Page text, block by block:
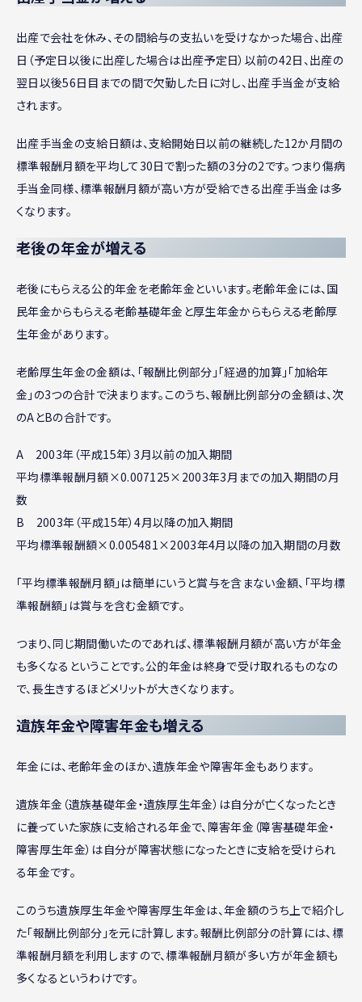
出産で会社を休み、その間給与の支払いを受けなかった場合、出産
日（予定日以後に出産した場合は出産予定日）以前の42日、出産の
翌日以後56日目までの間で欠勤した日に対し、出産手当金が支給
されます。
出産手当金の支給日額は、支給開始日以前の継続した12か月間の
標準報酬月額を平均して30日で割った額の3分の2です。つまり傷病
手当金同様、標準報酬月額が高い方が受給できる出産手当金は多
くなります。
老後の年金が増える
老後にもらえる公的年金を老齢年金といいます。老齢年金には、国
民年金からもらえる老齢基礎年金と厚生年金からもらえる老齢厚
生年金があります。
老齢厚生年金の金額は、「報酬比例部分」「経過的加算」「加給年
金」の3つの合計で決まります。このうち、報酬比例部分の金額は、次
のAとBの合計です。
A 2003年（平成15年）3月以前の加入期間
平均標準報酬月額×0.007125×2003年3月までの加入期間の月
数
B 2003年（平成15年）4月以降の加入期間
平均標準報酬額×0.005481×2003年4月以降の加入期間の月数
「平均標準報酬月額」は簡単にいうと賞与を含まない金額、「平均標
準報酬額」は賞与を含む金額です。
つまり、同じ期間働いたのであれば、標準報酬月額が高い方が年金
も多くなるということです。公的年金は終身で受け取れるものなの
で、長生きするほどメリットが大きくなります。
遺族年金や障害年金も増える
年金には、老齢年金のほか、遺族年金や障害年金もあります。
遺族年金（遺族基礎年金・遺族厚生年金）は自分が亡くなったとき
に養っていた家族に支給される年金で、障害年金（障害基礎年金・
障害厚生年金）は自分が障害状態になったときに支給を受けられ
る年金です。
このうち遺族厚生年金や障害厚生年金は、年金額のうち上で紹介し
た「報酬比例部分」を元に計算します。報酬比例部分の計算には、標
準報酬月額を利用しますので、標準報酬月額が多い方が年金額も
多くなるというわけです。